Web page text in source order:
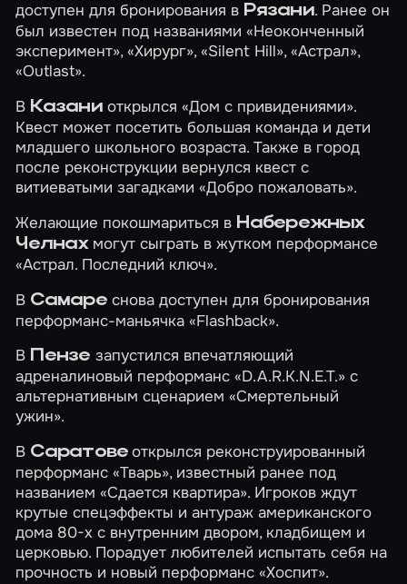
доступен для бронирования в Рязани. Ранее он
был известен под названиями «Неоконченный
эксперимент», «Хирург», «Silent Hill», «Астрал»,
«Outlast».
В Казаниоткрылся «Дом с привидениями».
Квест может посетить большая команда и дети
младшего школьного возраста. Также в город
после реконструкции вернулся квест с
витиеватыми загадками«Добро пожаловать».
Желающие покошмариться в Набережных
Челнахмогут сыграть в жутком перформансе
«Астрал. Последний ключ».
В Самареснова доступен для бронирования
перформанс-маньячка«Flashback».
В Пензе запустился впечатляющий
адреналиновый перформанс«D.A.R.K.N.E.T.» с
альтернативным сценарием«Смертельный
ужин».
В Саратовеоткрылся реконструированный
перформанс«Тварь», известный ранее под
названием «Сдается квартира». Игроков ждут
крутые спецэффекты и антураж американского
дома 80-х с внутренним двором, кладбищем и
церковью. Порадует любителей испытать себя на
прочность и новый перформанс«Хоспит».